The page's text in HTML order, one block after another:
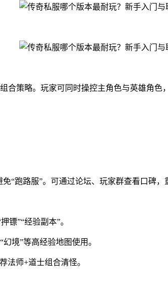
合策略。玩家可同时操控主角色与英雄角
“跑路服”。可通过论坛、玩家群查看口碑
镖”“经验副本”。
境”等高经验地图使用。
法师+道士组合清怪。